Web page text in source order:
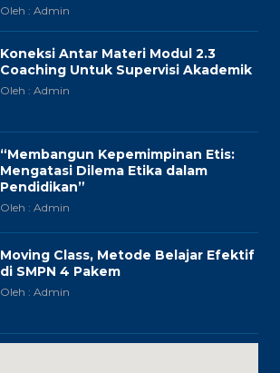
Oleh : Admin
Koneksi Antar Materi Modul 2.3
Coaching Untuk Supervisi Akademik
Oleh : Admin
“Membangun Kepemimpinan Etis:
Mengatasi Dilema Etika dalam
Pendidikan”
Oleh : Admin
Moving Class, Metode Belajar Efektif
di SMPN 4 Pakem
Oleh : Admin